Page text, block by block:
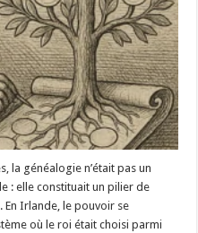
la généalogie n’était pas un
: elle constituait un pilier de
En Irlande, le pouvoir se
où le roi était choisi parmi